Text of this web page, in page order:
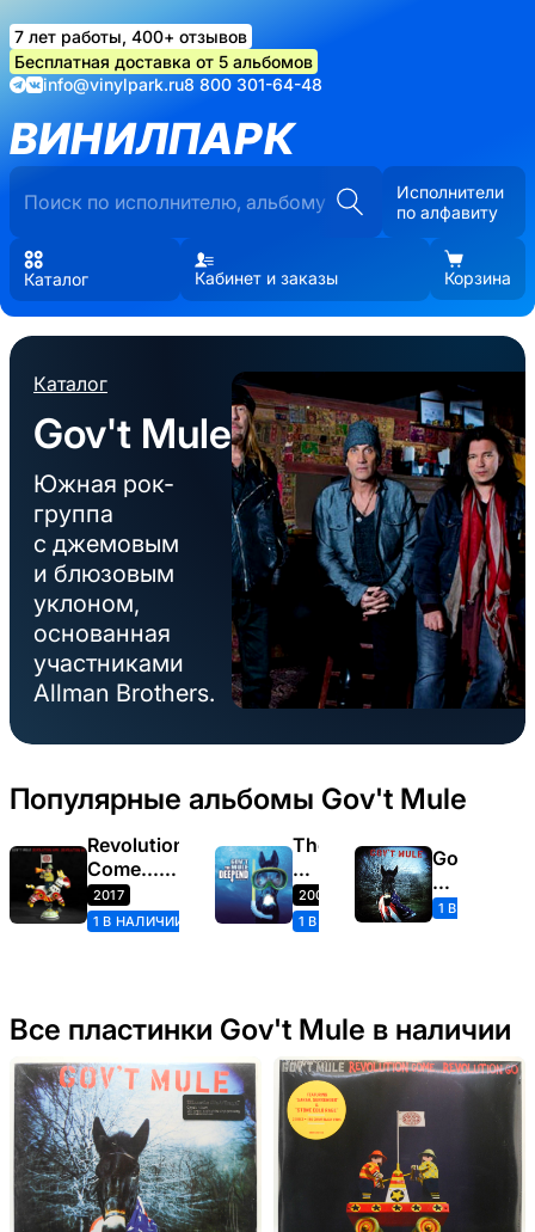
7 лет работы, 400+ отзывов
Бесплатная доставка от 5 альбомов
info@vinylpark.ru8 800 301-64-48
ВИНИЛПАРК
Исполнители
по алфавиту
Каталог Кабинет и заказы Корзина
Каталог
Gov't Mule
Южная рок-
группа
с джемовым
и блюзовым
уклоном,
основанная
участниками
Allman Brothers.
Популярные альбомы Gov't Mule
Revolution
Come...Revolution
Go
2017
1 В НАЛИЧИИ
The
Deep
End
Volume
Two
2002
1 В НАЛИЧИИ
Gov't
Mule
(1995)
1 В НАЛИЧИИ
Все пластинки Gov't Mule в наличии